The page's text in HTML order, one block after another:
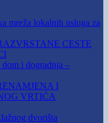
mreža lokalnih usluga za
CESTE
i dogradnja –
I
VRTIĆA
dvorišta